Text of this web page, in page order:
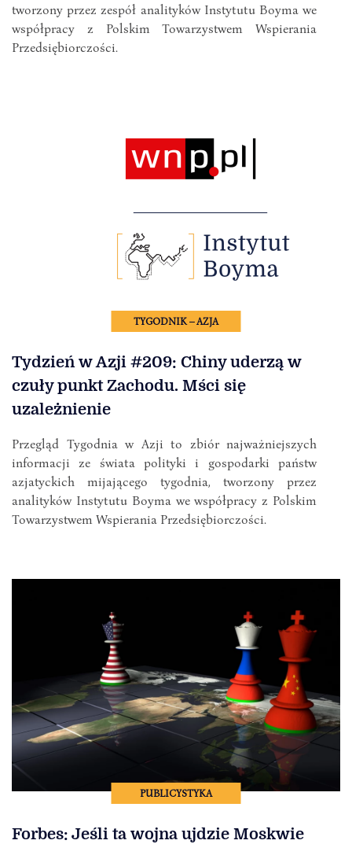
tworzony przez zespół analityków Instytutu Boyma we
współpracy z Polskim Towarzystwem Wspierania
Przedsiębiorczości.
TYGODNIK – AZJA
Tydzień w Azji #209: Chiny uderzą w
czuły punkt Zachodu. Mści się
uzależnienie
Przegląd Tygodnia w Azji to zbiór najważniejszych
informacji ze świata polityki i gospodarki państw
azjatyckich mijającego tygodnia, tworzony przez
analityków Instytutu Boyma we współpracy z Polskim
Towarzystwem Wspierania Przedsiębiorczości.
PUBLICYSTYKA
Forbes: Jeśli ta wojna ujdzie Moskwie